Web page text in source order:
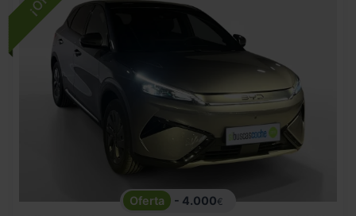
- 4.000€